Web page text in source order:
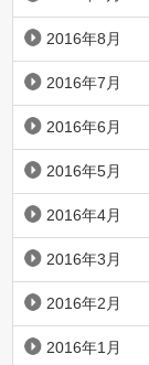
2016年8月
2016年7月
2016年6月
2016年5月
2016年4月
2016年3月
2016年2月
2016年1月